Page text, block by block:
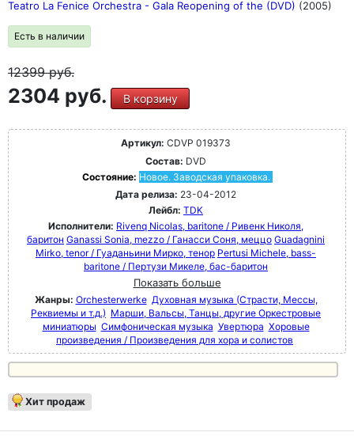
Teatro La Fenice Orchestra - Gala Reopening of the (DVD) (2005)
Есть в наличии
12399руб.
2304 руб. В корзину
Артикул: CDVP 019373
Состав: DVD
Состояние: Новое. Заводская упаковка.
Дата релиза: 23-04-2012
Лейбл: TDK
Исполнители: Rivenq Nicolas, baritone / Ривенк Николя,
баритон Ganassi Sonia, mezzo / Ганасси Соня, меццо Guadagnini
Mirko, tenor / Гуаданьини Мирко, тенор Pertusi Michele, bass-
baritone / Пертузи Микеле, бас-баритон
Показать больше
Жанры: Orchesterwerke Духовная музыка (Страсти, Мессы,
Реквиемы и т.д.) Марши, Вальсы, Танцы, другие Оркестровые
миниатюры Симфоническая музыка Увертюра Хоровые
произведения / Произведения для хора и солистов
Хит продаж